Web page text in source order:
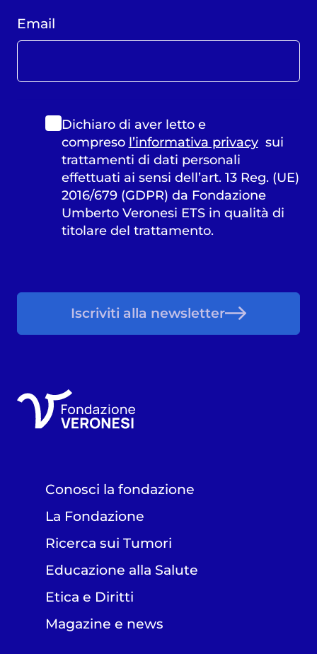
Email
Dichiaro di aver letto e
compreso l’informativa privacysui
trattamenti di dati personali
effettuati ai sensi dell’art. 13 Reg. (UE)
2016/679 (GDPR) da Fondazione
Umberto Veronesi ETS in qualità di
titolare del trattamento.
Iscriviti alla newsletter
Conosci la fondazione
La Fondazione
Ricerca sui Tumori
Educazione alla Salute
Etica e Diritti
Magazine e news